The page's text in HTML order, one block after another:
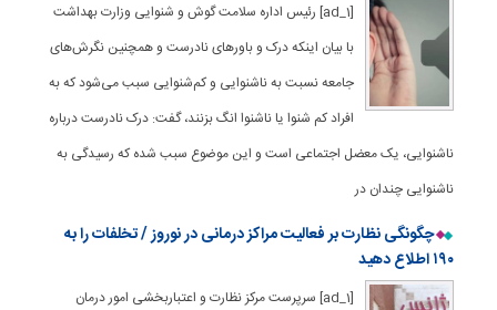
[ad_1] رئیس اداره سلامت گوش و شنوایی وزارت بهداشت
با بیان اینکه درک و باورهای نادرست و همچنین نگرش‌های
جامعه نسبت به ناشنوایی و کم‌شنوایی سبب می‌شود که به
افراد کم شنوا یا ناشنوا انگ‌ بزنند، گفت: درک نادرست درباره
ناشنوایی، یک معضل اجتماعی است و این موضوع سبب شده که رسیدگی به
ناشنوایی چندان در
چگونگی نظارت بر فعالیت مراکز درمانی در نوروز / تخلفات را به
۱۹۰ اطلاع دهید
[ad_1] سرپرست مرکز نظارت و اعتباربخشی امور درمان